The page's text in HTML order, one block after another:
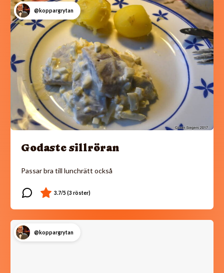
@koppargrytan
Godaste sillröran
Passar bra till lunchrätt också
@koppargrytan